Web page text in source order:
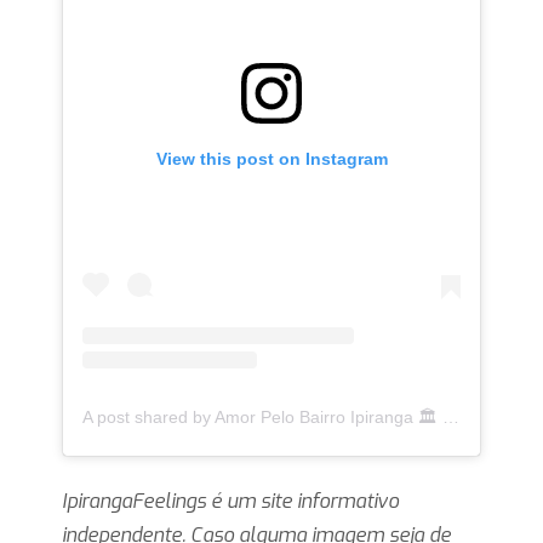
View this post on Instagram
IpirangaFeelings é um site informativo
independente. Caso alguma imagem seja de